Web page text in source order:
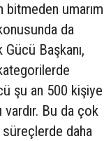
umarım
da
Başkanı,
şu an 500 kişiye
vardır. Bu da çok
süreçlerde daha